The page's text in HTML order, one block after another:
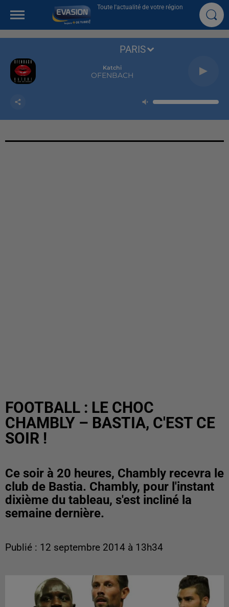
Toute l'actualité de votre région
Katchi
OFENBACH
PARIS
FOOTBALL : LE CHOC
CHAMBLY – BASTIA, C'EST CE
SOIR !
Ce soir à 20 heures, Chambly recevra le
club de Bastia. Chambly, pour l'instant
dixième du tableau, s'est incliné la
semaine dernière.
Publié : 12 septembre 2014 à 13h34